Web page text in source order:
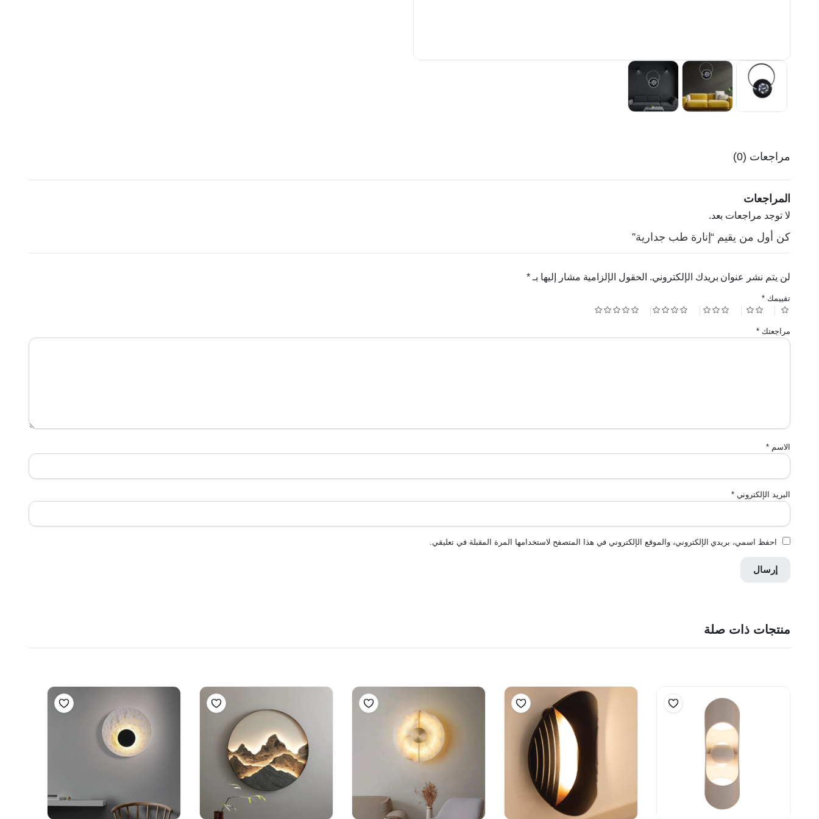
مراجعات (0)
المراجعات
لا توجد مراجعات بعد.
كن أول من يقيم “إنارة طب جدارية”
لن يتم نشر عنوان بريدك الإلكتروني. الحقول الإلزامية مشار إليها بـ*
تقييمك *
مراجعتك *
الاسم *
البريد الإلكتروني*
احفظ اسمي، بريدي الإلكتروني، والموقع الإلكتروني في هذا المتصفح لاستخدامها المرة المقبلة في تعليقي.
منتجات ذات صلة